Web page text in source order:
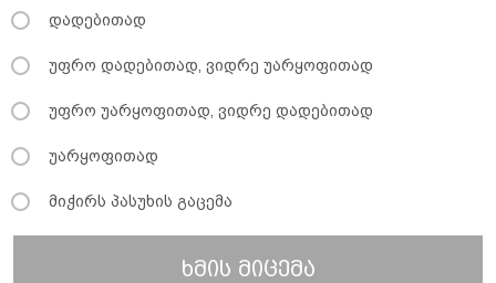
დადებითად
უფრო დადებითად, ვიდრე უარყოფითად
უფრო უარყოფითად, ვიდრე დადებითად
უარყოფითად
მიჭირს პასუხის გაცემა
ხმის მიცემა